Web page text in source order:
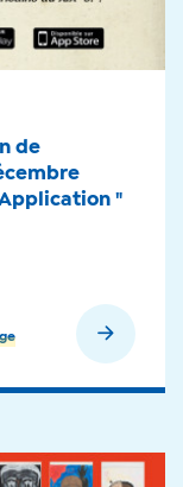
de
"
savoir plus